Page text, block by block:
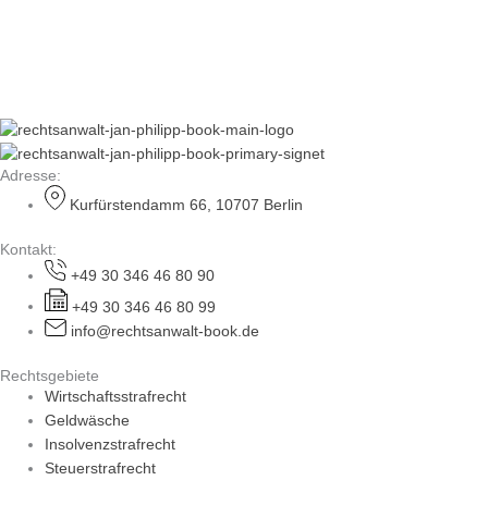
Adresse:
Kurfürstendamm 66, 10707 Berlin
Kontakt:
+49 30 346 46 80 90
+49 30 346 46 80 99
info@rechtsanwalt-book.de
Rechtsgebiete
Wirtschaftsstrafrecht
Geldwäsche
Insolvenzstrafrecht
Steuerstrafrecht